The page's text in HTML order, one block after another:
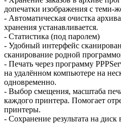
допечатки изображения с теми-
- Автоматическая очистка
хранения устанавливается.
- Статистика (под паролем)
- Удобный интерфейс
сканирование родной
- Печать через программу
на удалённом компьютере на
одновременно.
- Выбор смещения, масштаба
каждого принтера. Помогает
принтеры.
- Сохранение результата на диск